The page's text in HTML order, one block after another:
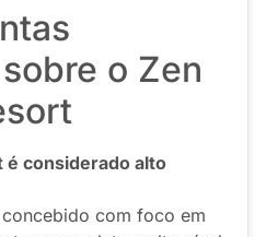
o Zen
é considerado alto
com foco em